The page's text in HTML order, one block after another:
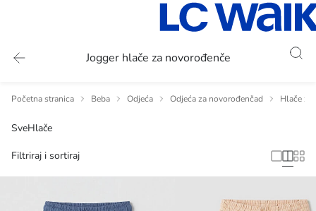
Jogger hlače za novorođenče
Početna stranica Beba Odjeća Odjeća za novorođenčad Hlače za
SveHlače
Filtriraj i sortiraj